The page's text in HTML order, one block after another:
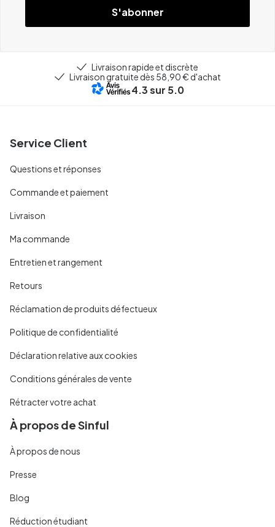
S'abonner
Livraison rapide et discrète
Livraison gratuite dès 58,90 € d'achat
4.3sur 5.0
Service Client
Questions et réponses
Commande et paiement
Livraison
Ma commande
Entretien et rangement
Retours
Réclamation de produits défectueux
Politique de confidentialité
Déclaration relative aux cookies
Conditions générales de vente
Rétracter votre achat
À propos de Sinful
À propos de nous
Presse
Blog
Réduction étudiant